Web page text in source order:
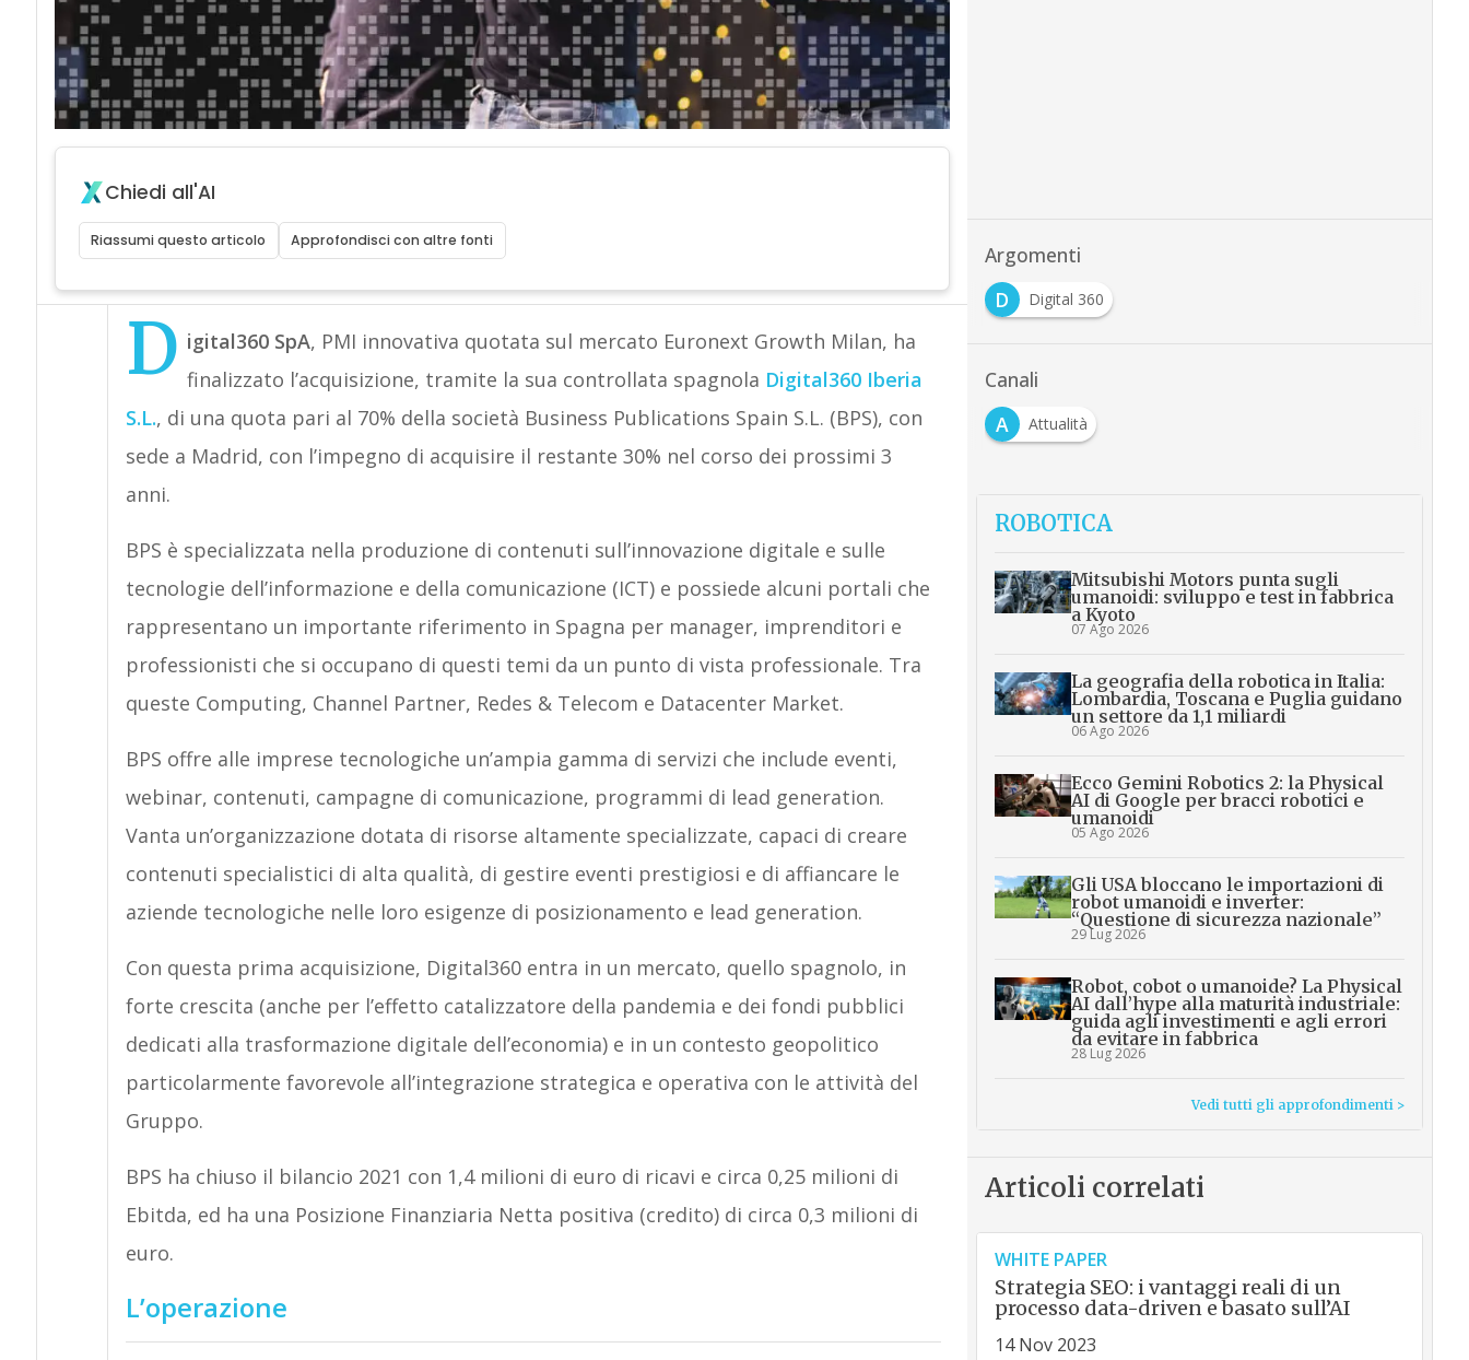
Chiedi all'AI
Riassumi questo articolo Approfondisci con altre fonti
D igital360 SpA, PMI innovativa quotata sul mercato Euronext Growth Milan, ha
finalizzato l’acquisizione, tramite la sua controllata spagnola Digital360 Iberia
S.L., di una quota pari al 70% della società Business Publications Spain S.L. (BPS), con
sede a Madrid, con l’impegno di acquisire il restante 30% nel corso dei prossimi 3
anni.
BPS è specializzata nella produzione di contenuti sull’innovazione digitale e sulle
tecnologie dell’informazione e della comunicazione (ICT) e possiede alcuni portali che
rappresentano un importante riferimento in Spagna per manager, imprenditori e
professionisti che si occupano di questi temi da un punto di vista professionale. Tra
queste Computing, Channel Partner, Redes & Telecom e Datacenter Market.
BPS offre alle imprese tecnologiche un’ampia gamma di servizi che include eventi,
webinar, contenuti, campagne di comunicazione, programmi di lead generation.
Vanta un’organizzazione dotata di risorse altamente specializzate, capaci di creare
contenuti specialistici di alta qualità, di gestire eventi prestigiosi e di affiancare le
aziende tecnologiche nelle loro esigenze di posizionamento e lead generation.
Con questa prima acquisizione, Digital360 entra in un mercato, quello spagnolo, in
forte crescita (anche per l’effetto catalizzatore della pandemia e dei fondi pubblici
dedicati alla trasformazione digitale dell’economia) e in un contesto geopolitico
particolarmente favorevole all’integrazione strategica e operativa con le attività del
Gruppo.
BPS ha chiuso il bilancio 2021 con 1,4 milioni di euro di ricavi e circa 0,25 milioni di
Ebitda, ed ha una Posizione Finanziaria Netta positiva (credito) di circa 0,3 milioni di
euro.
L’operazione
Argomenti
D
Digital 360
Canali
A
Attualità
ROBOTICA
Mitsubishi Motors punta sugli
umanoidi: sviluppo e test in fabbrica
a Kyoto
07 Ago 2026
La geografia della robotica in Italia:
Lombardia, Toscana e Puglia guidano
un settore da 1,1 miliardi
06 Ago 2026
Ecco Gemini Robotics 2: la Physical
AI di Google per bracci robotici e
umanoidi
05 Ago 2026
Gli USA bloccano le importazioni di
robot umanoidi e inverter:
“Questione di sicurezza nazionale”
29 Lug 2026
Robot, cobot o umanoide? La Physical
AI dall’hype alla maturità industriale:
guida agli investimenti e agli errori
da evitare in fabbrica
28 Lug 2026
Vedi tutti gli approfondimenti >
Articoli correlati
WHITE PAPER
Strategia SEO: i vantaggi reali di un
processo data-driven e basato sull’AI
14 Nov 2023